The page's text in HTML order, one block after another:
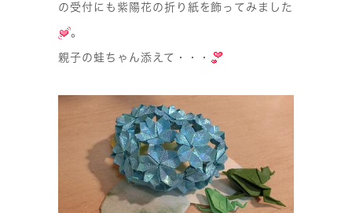
の受付にも紫陽花の折り紙を飾ってみました
。
親子の蛙ちゃん添えて・・・